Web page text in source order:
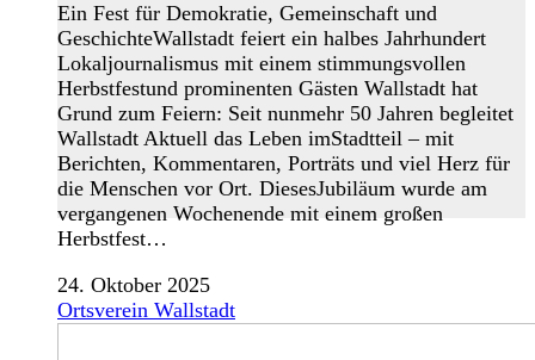
Ein Fest für Demokratie, Gemeinschaft und
GeschichteWallstadt feiert ein halbes Jahrhundert
Lokaljournalismus mit einem stimmungsvollen
Herbstfestund prominenten Gästen Wallstadt hat
Grund zum Feiern: Seit nunmehr 50 Jahren begleitet
Wallstadt Aktuell das Leben imStadtteil – mit
Berichten, Kommentaren, Porträts und viel Herz für
die Menschen vor Ort. DiesesJubiläum wurde am
vergangenen Wochenende mit einem großen
Herbstfest…
24. Oktober 2025
Ortsverein Wallstadt